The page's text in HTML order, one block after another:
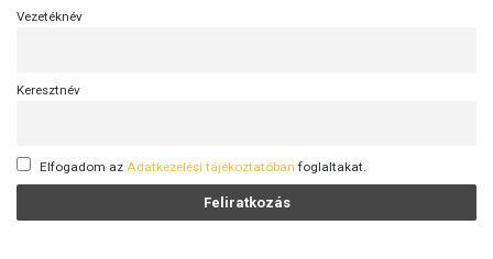
Vezetéknév
Keresztnév
Elfogadom az Adatkezelési tájékoztatóban foglaltakat.